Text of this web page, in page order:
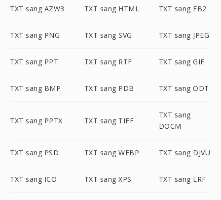
TXT sang AZW3 TXT sang HTML TXT sang FB2
TXT sang PNG TXT sang SVG TXT sang JPEG
TXT sang PPT TXT sang RTF TXT sang GIF
TXT sang BMP TXT sang PDB TXT sang ODT
TXT sang PPTX TXT sang TIFF
TXT sang
DOCM
TXT sang PSD TXT sang WEBP TXT sang DJVU
TXT sang ICO TXT sang XPS TXT sang LRF